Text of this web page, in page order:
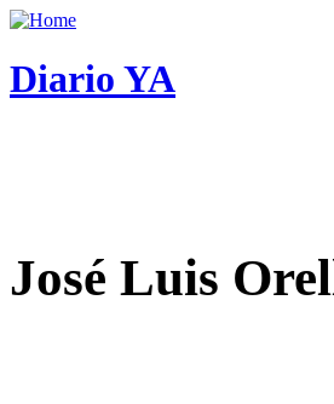
Diario YA
José Luis